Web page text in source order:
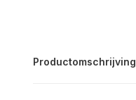
Productomschrijving